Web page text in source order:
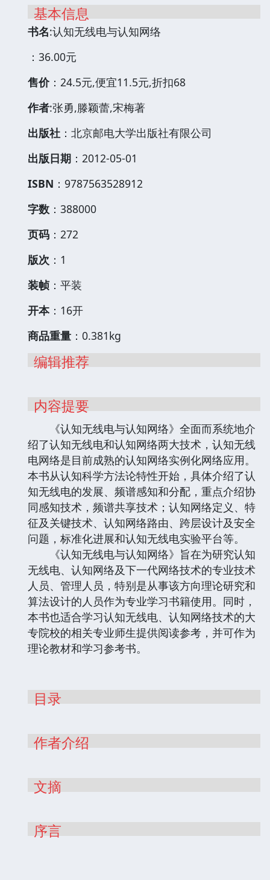
基本信息
书名:认知无线电与认知网络
：36.00元
售价：24.5元,便宜11.5元,折扣68
作者:张勇,滕颖蕾,宋梅著
出版社 ：北京邮电大学出版社有限公司
出版日期 ：2012-05-01
ISBN ：9787563528912
字数 ：388000
页码 ：272
版次 ：1
装帧 ：平装
开本：16开
商品重量 ：0.381kg
编辑推荐
内容提要
《认知无线电与认知网络》全面而系统地介
绍了认知无线电和认知网络两大技术，认知无线
电网络是目前成熟的认知网络实例化网络应用。
本书从认知科学方法论特性开始，具体介绍了认
知无线电的发展、频谱感知和分配，重点介绍协
同感知技术，频谱共享技术；认知网络定义、特
征及关键技术、认知网络路由、跨层设计及安全
问题，标准化进展和认知无线电实验平台等。
《认知无线电与认知网络》旨在为研究认知
无线电、认知网络及下一代网络技术的专业技术
人员、管理人员，特别是从事该方向理论研究和
算法设计的人员作为专业学习书籍使用。同时，
本书也适合学习认知无线电、认知网络技术的大
专院校的相关专业师生提供阅读参考，并可作为
理论教材和学习参考书。
目录
作者介绍
文摘
序言